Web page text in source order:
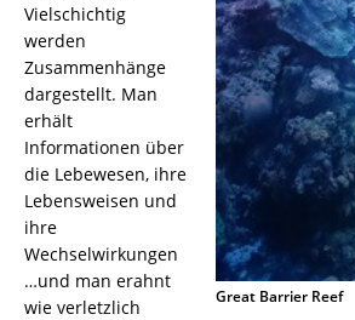
Great Barrier Reef
Vielschichtig
werden
Zusammenhänge
dargestellt. Man
erhält
Informationen über
die Lebewesen, ihre
Lebensweisen und
ihre
Wechselwirkungen
…und man erahnt
wie verletzlich